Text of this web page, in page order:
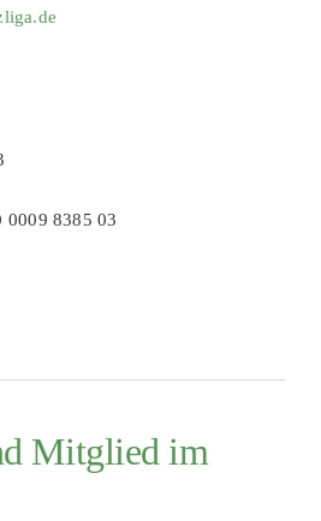
0009 8385 03
Mitglied im